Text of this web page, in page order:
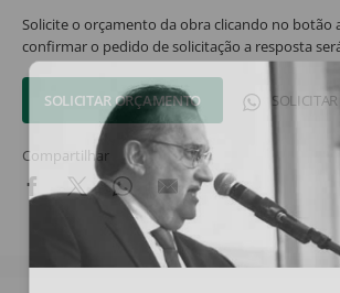
Solicite o orçamento da obra clicando no botão
confirmar o pedido de solicitação a resposta
SOLICITAR ORÇAMENTO
Compartilhar